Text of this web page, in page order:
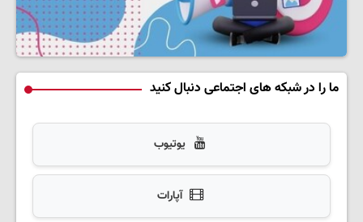
ما را در شبکه های اجتماعی دنبال کنید
یوتیوب
آپارات